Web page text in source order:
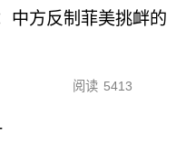
中方反制菲美挑衅的
阅读 5413